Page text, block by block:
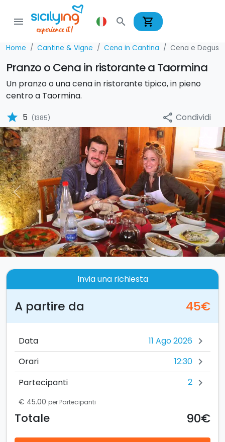
menu search shopping_cart
Home Cantine & Vigne Cena in Cantina Cena e
Pranzo o Cena in ristorante a Taormina
Un pranzo o una cena in ristorante tipico, in pieno
centro a Taormina.
star 5 (1385) share Condividi
Previous Next
Invia una richiesta
A partire da 45€
Data chevron_right
Orari 12:30 chevron_right
Partecipanti 2 chevron_right
€ 45.00 per Partecipanti
Totale 90€